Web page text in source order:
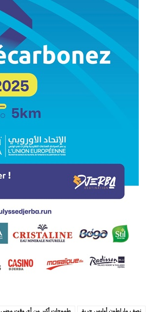
طموحات أكبر من أي وقت مضى نصف ماراطون أوليس جربة